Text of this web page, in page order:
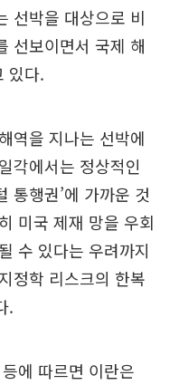
선박을 대상으로 비
선보이면서 국제 해
있다.
역을 지나는 선박에
각에서는 정상적인
통행권’에 가까운 것
미국 제재 망을 우회
수 있다는 우려까지
정학 리스크의 한복
.
에 따르면 이란은